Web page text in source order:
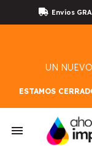
Envíos
UN
ESTAMOS